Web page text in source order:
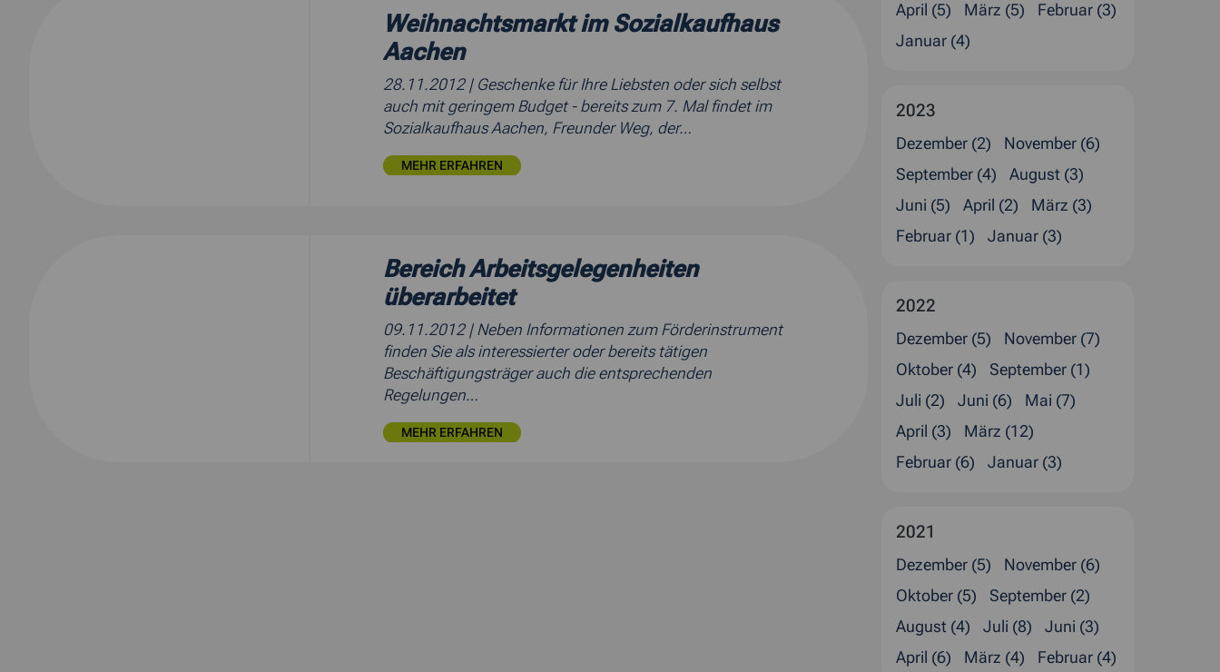
Weihnachtsmarkt im Sozialkaufhaus
Aachen
28.11.2012 | Geschenke für Ihre Liebsten oder sich selbst
auch mit geringem Budget - bereits zum 7. Mal findet im
Sozialkaufhaus Aachen, Freunder Weg, der…
MEHR ERFAHREN
Bereich Arbeitsgelegenheiten
überarbeitet
09.11.2012 | Neben Informationen zum Förderinstrument
finden Sie als interessierter oder bereits tätigen
Beschäftigungsträger auch die entsprechenden
Regelungen…
MEHR ERFAHREN
April (5)
März (5)
Februar (3)
Januar (4)
2023
Dezember (2)
November (6)
September (4)
August (3)
Juni (5)
April (2)
März (3)
Februar (1)
Januar (3)
2022
Dezember (5)
November (7)
Oktober (4)
September (1)
Juli (2)
Juni (6)
Mai (7)
April (3)
März (12)
Februar (6)
Januar (3)
2021
Dezember (5)
November (6)
Oktober (5)
September (2)
August (4)
Juli (8)
Juni (3)
April (6)
März (4) Februar (4)